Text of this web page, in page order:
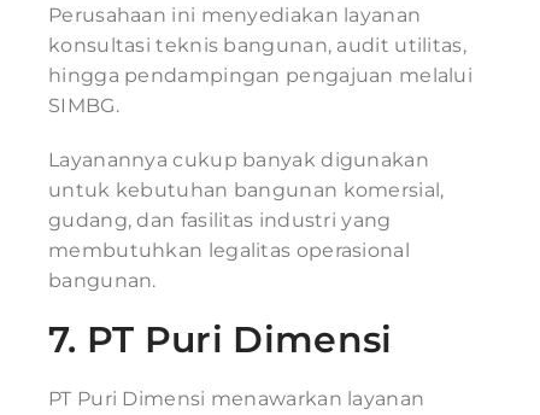
Perusahaan ini menyediakan layanan
konsultasi teknis bangunan, audit utilitas,
hingga pendampingan pengajuan melalui
SIMBG.
Layanannya cukup banyak digunakan
untuk kebutuhan bangunan komersial,
gudang, dan fasilitas industri yang
membutuhkan legalitas operasional
bangunan.
7. PT Puri Dimensi
PT Puri Dimensi menawarkan layanan